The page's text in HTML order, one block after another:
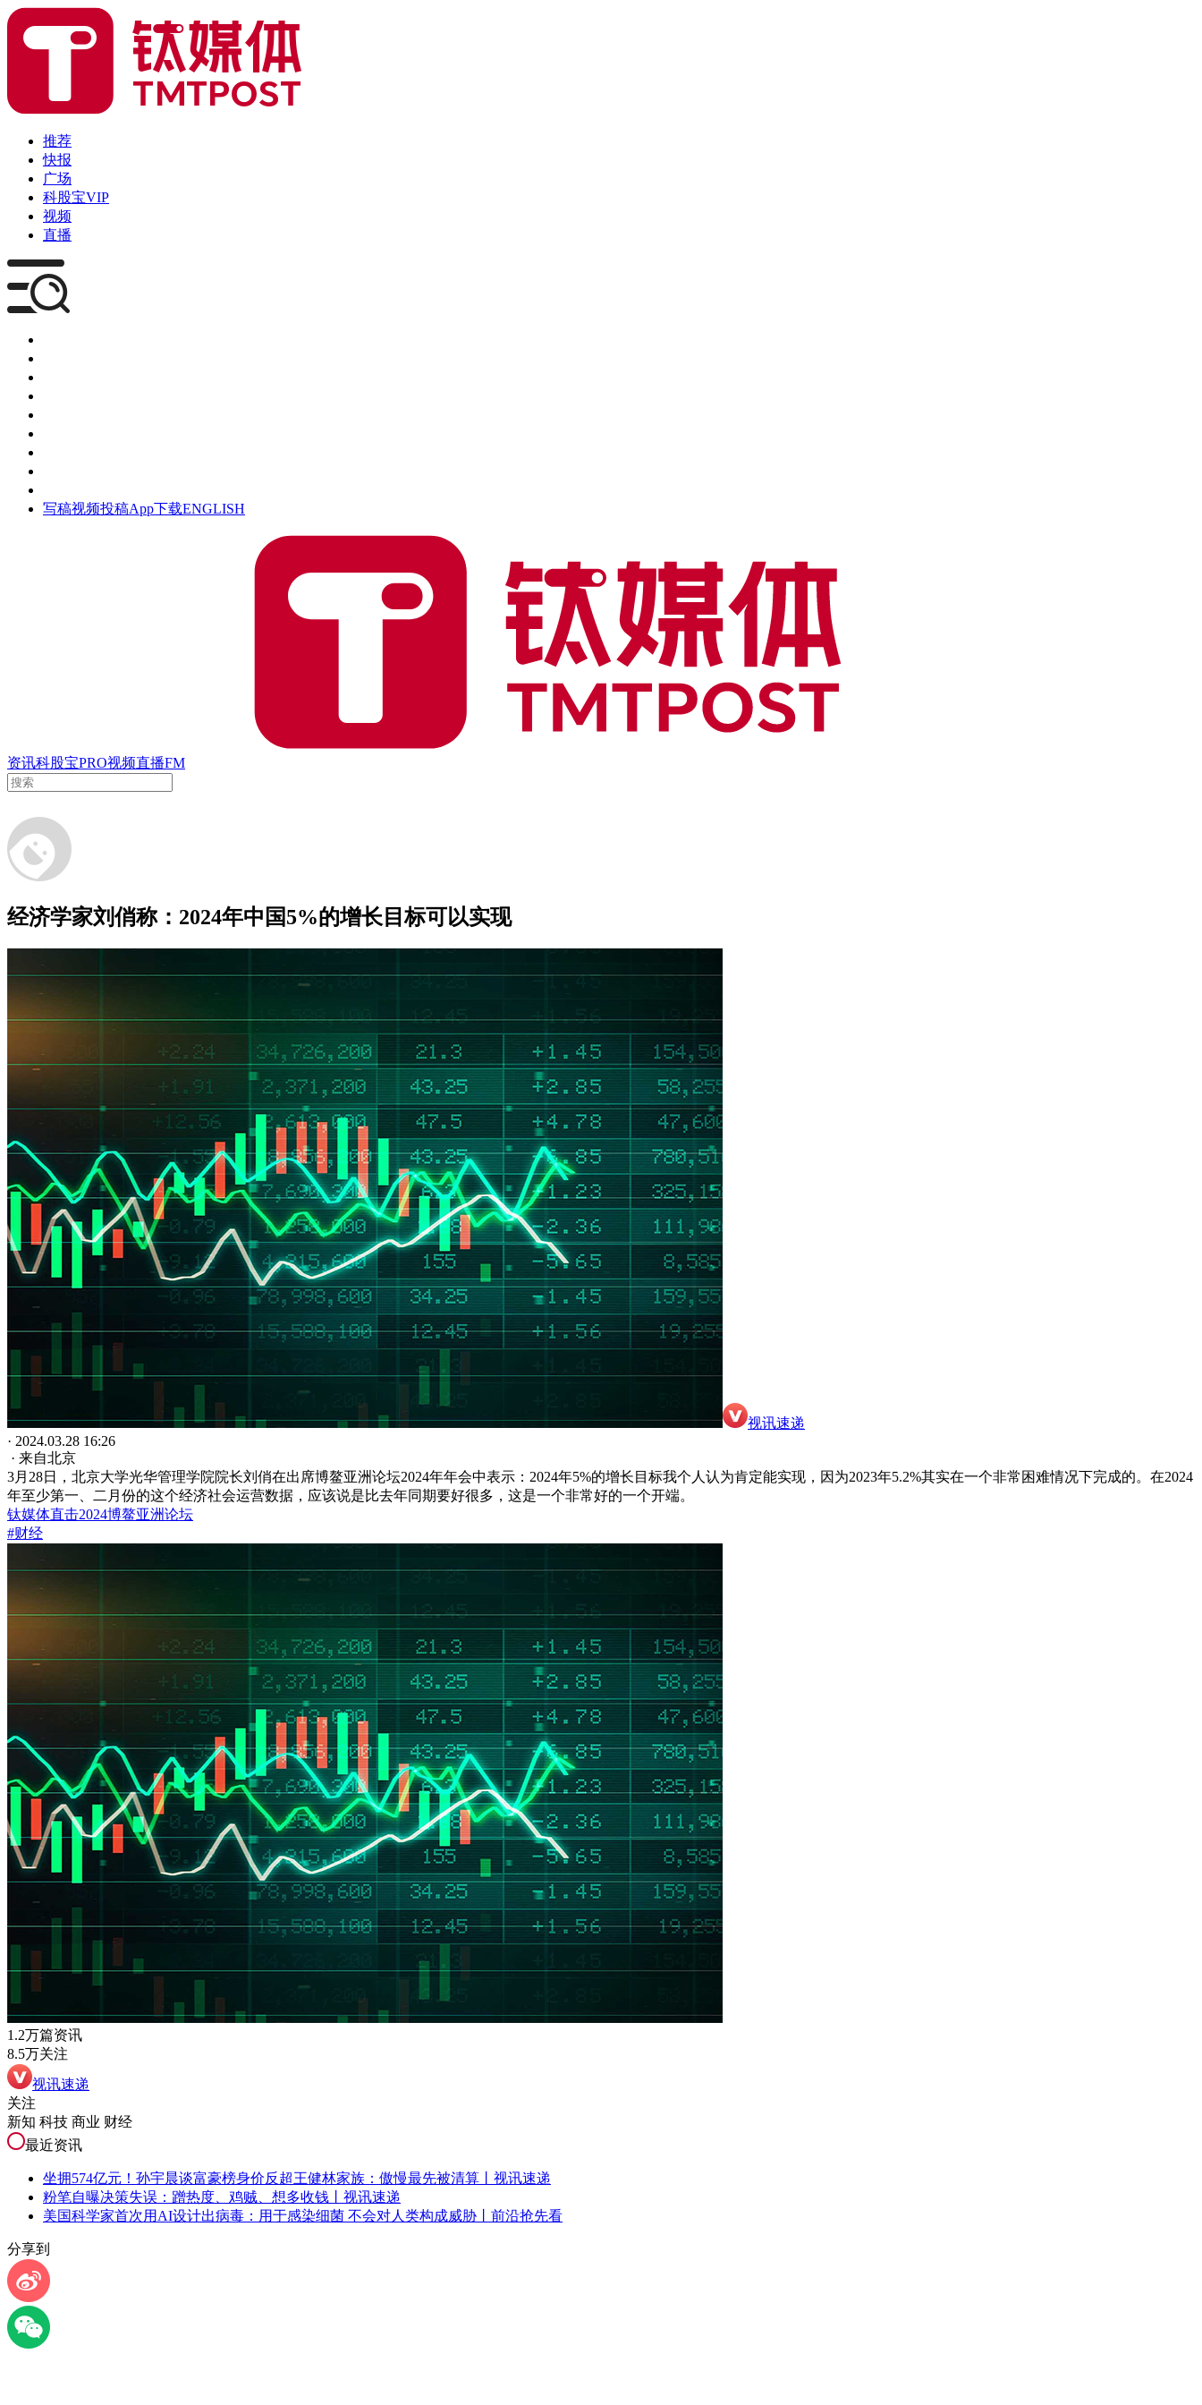
推荐
快报
广场
科股宝VIP
视频
直播
写稿视频投稿App下载ENGLISH
资讯科股宝PRO视频直播FM
经济学家刘俏称：2024年中国5%的增长目标可以实现
视讯速递
· 2024.03.28 16:26
· 来自北京
3月28日，北京大学光华管理学院院长刘俏在出席博鳌亚洲论坛2024年年会中表示：2024年5%的增长目标我个人认为肯定能实现，因为2023年5.2%其实在一个非常困难情况下完成的。在2024
年至少第一、二月份的这个经济社会运营数据，应该说是比去年同期要好很多，这是一个非常好的一个开端。
钛媒体直击2024博鳌亚洲论坛
#财经
1.2万篇资讯
8.5万关注
视讯速递
关注
新知 科技 商业 财经
最近资讯
坐拥574亿元！孙宇晨谈富豪榜身价反超王健林家族：傲慢最先被清算丨视讯速递
粉笔自曝决策失误：蹭热度、鸡贼、想多收钱丨视讯速递
美国科学家首次用AI设计出病毒：用于感染细菌 不会对人类构成威胁丨前沿抢先看
分享到